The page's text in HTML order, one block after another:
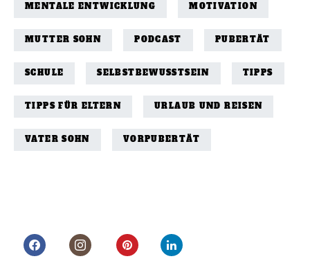
MENTALE ENTWICKLUNG MOTIVATION
MUTTER SOHN PODCAST PUBERTÄT
SCHULE SELBSTBEWUSSTSEIN TIPPS
TIPPS FÜR ELTERN URLAUB UND REISEN
VATER SOHN VORPUBERTÄT